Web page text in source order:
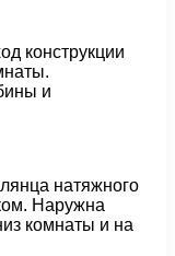
конструкции
и
натяжного
Наружна
комнаты и на